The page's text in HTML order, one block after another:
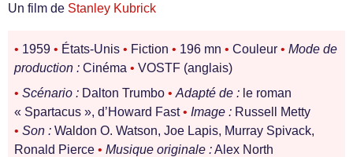
Un film de Stanley Kubrick
• 1959 • États-Unis • Fiction • 196 mn • Couleur • Mode de
production : Cinéma • VOSTF (anglais)
• Scénario : Dalton Trumbo • Adapté de : le roman
« Spartacus », d’Howard Fast• Image : Russell Metty
• Son : Waldon O. Watson, Joe Lapis, Murray Spivack,
Ronald Pierce • Musique originale :Alex North